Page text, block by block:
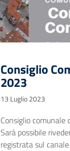
Consiglio
2023
13 Luglio 2023
Consiglio
Sarà possibile
registrata sul canale